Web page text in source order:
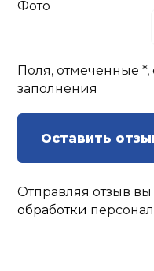
Фото
Поля, отмеченные *,
заполнения
Оставить
Отправляя отзыв
обработки